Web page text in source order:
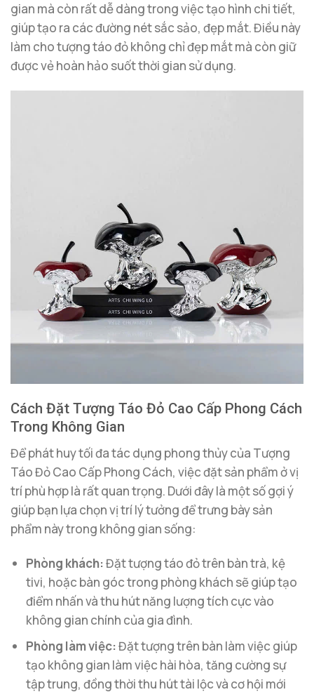
gian mà còn rất dễ dàng trong việc tạo hình chi tiết,
giúp tạo ra các đường nét sắc sảo, đẹp mắt. Điều này
làm cho tượng táo đỏ không chỉ đẹp mắt mà còn giữ
được vẻ hoàn hảo suốt thời gian sử dụng.
Cách Đặt Tượng Táo Đỏ Cao Cấp Phong Cách
Trong Không Gian
Để phát huy tối đa tác dụng phong thủy của Tượng
Táo Đỏ Cao Cấp Phong Cách, việc đặt sản phẩm ở vị
trí phù hợp là rất quan trọng. Dưới đây là một số gợi ý
giúp bạn lựa chọn vị trí lý tưởng để trưng bày sản
phẩm này trong không gian sống:
Phòng khách:Đặt tượng táo đỏ trên bàn trà, kệ
tivi, hoặc bàn góc trong phòng khách sẽ giúp tạo
điểm nhấn và thu hút năng lượng tích cực vào
không gian chính của gia đình.
Phòng làm việc:Đặt tượng trên bàn làm việc giúp
tạo không gian làm việc hài hòa, tăng cường sự
tập trung, đồng thời thu hút tài lộc và cơ hội mới